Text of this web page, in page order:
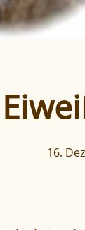
16.